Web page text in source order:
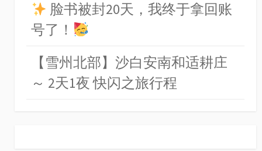
脸书被封20天，我终于拿回账
号了！
【雪州北部】沙白安南和适耕庄
～ 2天1夜 快闪之旅行程